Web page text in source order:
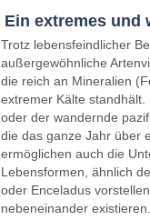
Ein extremes und
Trotz lebensfeindlicher
außergewöhnliche
die reich an Mineralien
extremer Kälte
oder der wandernde
die das ganze Jahr über
ermöglichen auch die
Lebensformen, ähnlich
oder Enceladus
nebeneinander existieren.